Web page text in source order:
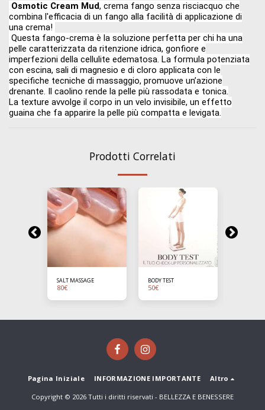
Osmotic Cream Mud, crema fango senza risciacquo che
combina l'efficacia di un fango alla facilità di applicazione di
una crema!
Questa fango-crema è la soluzione perfetta per chi ha una
pelle caratterizzata da ritenzione idrica, gonfiore e
imperfezioni della cellulite edematosa. La formula potenziata
con escina, sali di magnesio e di cloro applicata con le
specifiche tecniche di massaggio, promuove un’azione
drenante. Il caolino rende la pelle più rassodata e tonica.
La texture avvolge il corpo in un velo invisibile, un effetto
guaina che fa apparire la pelle più compatta e levigata.
Prodotti Correlati
SALT MASSAGE
80€
BODY TEST
50€
Pagina Iniziale INFORMAZIONE IMPORTANTE Altro
Copyright © 2026 Tutti i diritti riservati - BELLEZZA E BENESSERE